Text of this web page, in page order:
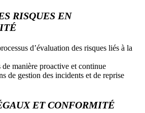
RISQUES EN
d’évaluation des risques liés à la
de manière proactive et continue
de gestion des incidents et de reprise
ET CONFORMITÉ